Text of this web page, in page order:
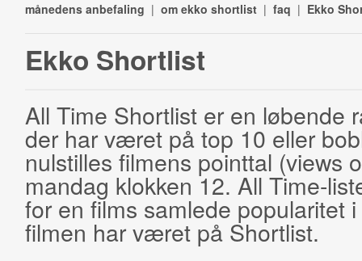
månedens anbefaling | om ekko shortlist | faq | Ekko
Ekko Shortlist
All Time Shortlist er en løbende
der har været på top 10 eller
nulstilles filmens pointtal (views
mandag klokken 12. All Time-
for en films samlede popularitet
filmen har været på Shortlist.